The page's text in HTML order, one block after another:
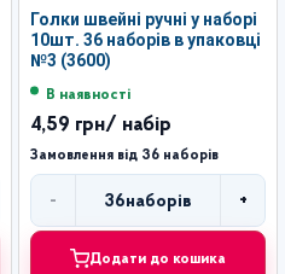
Голки швейні ручні у наборі
10шт. 36 наборів в упаковці
№3 (3600)
В наявності
4,59 грн/ набір
Замовлення від 36 наборів
-
Кількість
36наборів +
Додати до кошика